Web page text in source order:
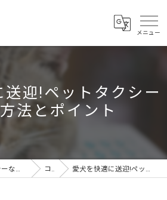
送迎!ペットタクシー
法とポイント
墨田区のペットタクシーならペットタクシーCoCoタク東京墨田店 コラム 愛犬を快適に送迎!ペットタクシーの利用方法とポイント